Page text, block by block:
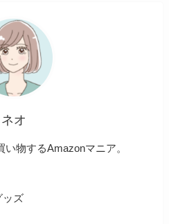
ネオ
物するAmazonマニア。
ッズ